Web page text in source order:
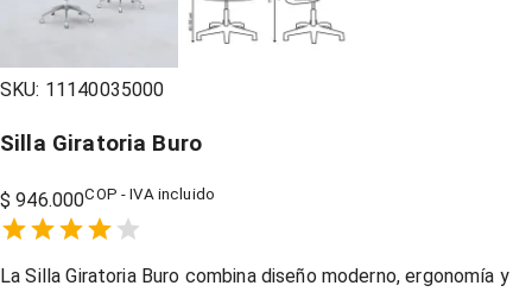
SKU: 11140035000
Silla Giratoria Buro
$ 946.000COP - IVA incluido
1 Star,
2 Stars,
3 Stars,
4 Stars,
5 Stars,
La Silla Giratoria Buro combina diseño moderno, ergonomía y